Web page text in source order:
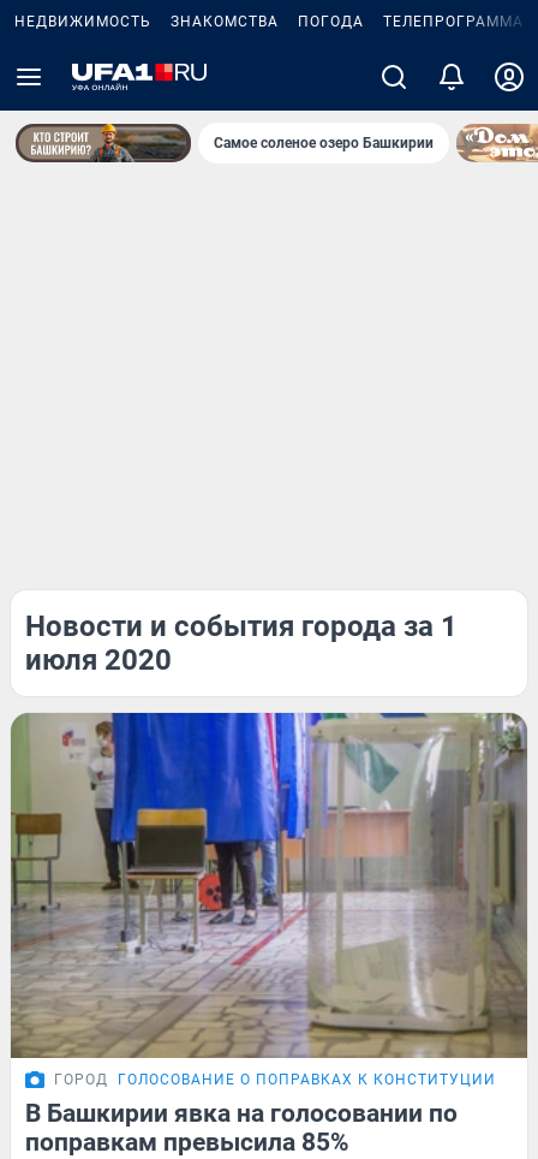
НЕДВИЖИМОСТЬ ЗНАКОМСТВА ПОГОДА ТЕЛЕПРОГРАММА
Самое соленое озеро Башкирии
Новости и события города за 1
июля 2020
ГОРОД ГОЛОСОВАНИЕ О ПОПРАВКАХ К КОНСТИТУЦИИ
В Башкирии явка на голосовании по
поправкам превысила 85%